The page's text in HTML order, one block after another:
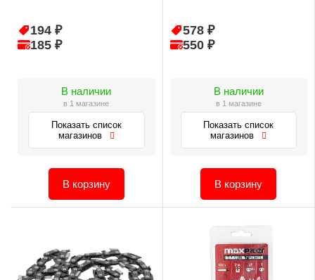
194 ₽
185 ₽
В наличии
в 1 магазине
Показать список
магазинов
В корзину
578 ₽
550 ₽
В наличии
в 1 магазине
Показать список
магазинов
В корзину